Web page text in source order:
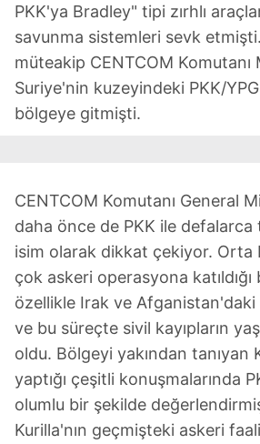
PKK'ya Bradley" tipi zırhlı
savunma sistemleri sevk
müteakip CENTCOM Komutanı
Suriye'nin kuzeyindeki PKK/
bölgeye gitmişti.
CENTCOM Komutanı General
daha önce de PKK ile
isim olarak dikkat çekiyor. Orta
çok askeri operasyona katıldığı
özellikle Irak ve Afganistan'daki
ve bu süreçte sivil kayıpların
oldu. Bölgeyi yakından tanıyan
yaptığı çeşitli konuşmalarında
olumlu bir şekilde
Kurilla'nın geçmişteki askeri